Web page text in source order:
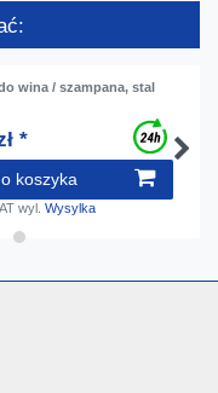
wina / szampana, stal
*
koszyka
wyl. Wysylka